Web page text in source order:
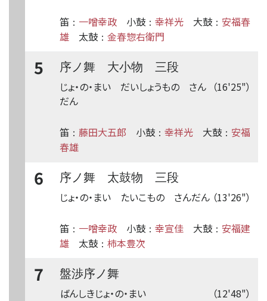
笛 ： 一噌幸政 小鼓 ： 幸祥光 大鼓 ： 安福春
雄
太鼓 ： 金春惣右衛門
5
序ノ舞 大小物 三段
（16'25"）
じょ・の・まい だいしょうもの さん
だん
笛 ： 藤田大五郎 小鼓 ： 幸祥光 大鼓 ： 安福
春雄
6
序ノ舞 太鼓物 三段
（13'26"）
じょ・の・まい たいこもの さんだん
笛 ： 一噌幸政 小鼓 ： 幸宣佳 大鼓 ： 安福建
雄
太鼓 ： 柿本豊次
7
盤渉序ノ舞
（12'48"）
ばんしきじょ・の・まい